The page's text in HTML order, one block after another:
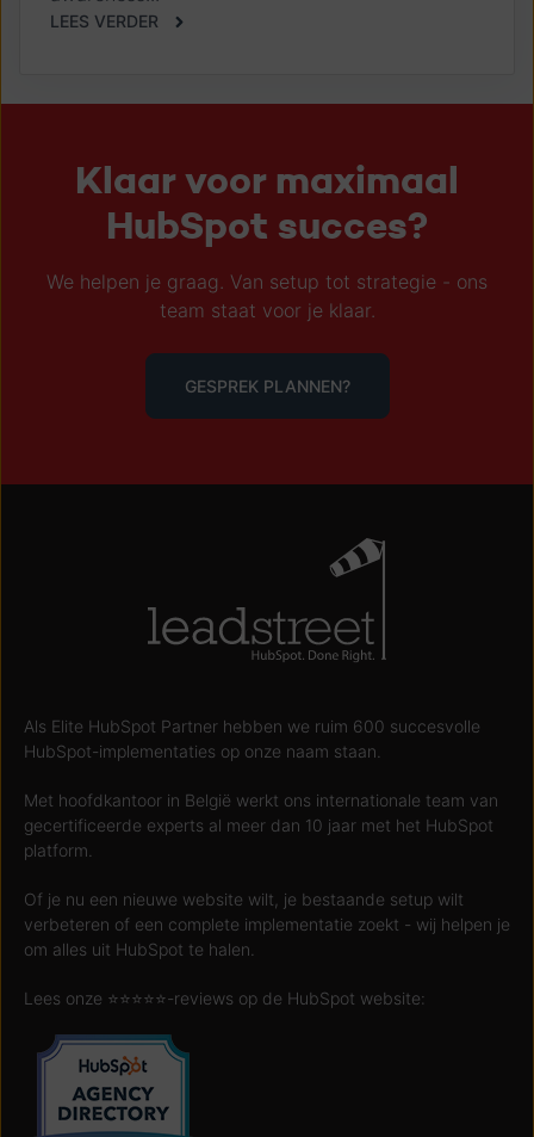
LEES VERDER
Klaar voor maximaal
HubSpot succes?
We helpen je graag. Van setup tot strategie - ons
team staat voor je klaar.
GESPREK PLANNEN?
Als Elite HubSpot Partner hebben we ruim 600 succesvolle
HubSpot-implementaties op onze naam staan.
Met hoofdkantoor in België werkt ons internationale team van
gecertificeerde experts al meer dan 10 jaar met het HubSpot
platform.
Of je nu een nieuwe website wilt, je bestaande setup wilt
verbeteren of een complete implementatie zoekt - wij helpen je
om alles uit HubSpot te halen.
Lees onze ⭐️⭐️⭐️⭐️⭐️-reviews op de HubSpot website: